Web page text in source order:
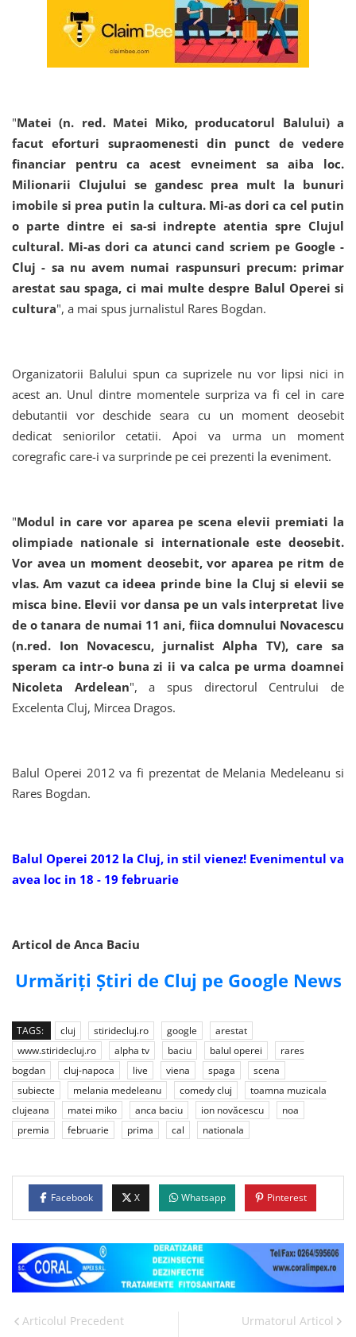
"Matei (n. red. Matei Miko, producatorul Balului) a
facut eforturi supraomenesti din punct de vedere
financiar pentru ca acest evneiment sa aiba loc.
Milionarii Clujului se gandesc prea mult la bunuri
imobile si prea putin la cultura. Mi-as dori ca cel putin
o parte dintre ei sa-si indrepte atentia spre Clujul
cultural. Mi-as dori ca atunci cand scriem pe Google -
Cluj - sa nu avem numai raspunsuri precum: primar
arestat sau spaga, ci mai multe despre Balul Operei si
cultura", a mai spus jurnalistul Rares Bogdan.
Organizatorii Balului spun ca suprizele nu vor lipsi nici in
acest an. Unul dintre momentele surpriza va fi cel in care
debutantii vor deschide seara cu un moment deosebit
dedicat seniorilor cetatii. Apoi va urma un moment
coregrafic care-i va surprinde pe cei prezenti la eveniment.
"Modul in care vor aparea pe scena elevii premiati la
olimpiade nationale si internationale este deosebit.
Vor avea un moment deosebit, vor aparea pe ritm de
vlas. Am vazut ca ideea prinde bine la Cluj si elevii se
misca bine. Elevii vor dansa pe un vals interpretat live
de o tanara de numai 11 ani, fiica domnului Novacescu
(n.red. Ion Novacescu, jurnalist Alpha TV), care sa
speram ca intr-o buna zi ii va calca pe urma doamnei
Nicoleta Ardelean", a spus directorul Centrului de
Excelenta Cluj, Mircea Dragos.
Balul Operei 2012 va fi prezentat de Melania Medeleanu si
Rares Bogdan.
Balul Operei 2012 la Cluj, in stil vienez! Evenimentul va
avea loc in 18 - 19 februarie
Articol de Anca Baciu
Urmăriți Știri de Cluj pe Google News
TAGS: cluj stiridecluj.ro google
arestat
www.stiridecluj.ro
alpha tv baciu balul operei
rares
bogdan
cluj-napoca live viena spaga
scena
subiecte
melania medeleanu comedy cluj
toamna muzicala
clujeana
matei miko anca baciu ion novăcescu
noa
premia
februarie prima cal nationala
Facebook X Whatsapp Pinterest
Articolul Precedent Urmatorul Articol